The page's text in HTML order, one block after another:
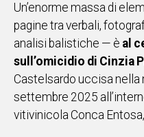
IN
ITALIA
NEL
MONDO
SPORT
EVENTI
STORIE
Un’enorme massa di
pagine tra verbali,
analisi balistiche — è al
sull’omicidio di Cinzia
Castelsardo uccisa nella
settembre 2025
vitivinicola Conca